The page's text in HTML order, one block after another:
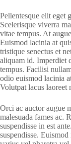
Pellentesque elit eget
Scelerisque viverra
vitae tempus. At
Euismod lacinia at
tristique senectus et
aliquam id. Imperdiet
tempus. Facilisi
odio euismod lacinia
Volutpat lacus laoreet
Orci ac auctor augue
malesuada fames ac.
suspendisse in est
suspendisse.